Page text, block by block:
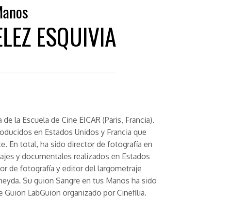
ESQUIVIA
la Escuela de Cine EICAR (Paris, Francia).
en Estados Unidos y Francia que
En total, ha sido director de fotografía en
y documentales realizados en Estados
de fotografía y editor del largometraje
Su guion Sangre en tus Manos ha sido
LabGuion organizado por Cinefilia.